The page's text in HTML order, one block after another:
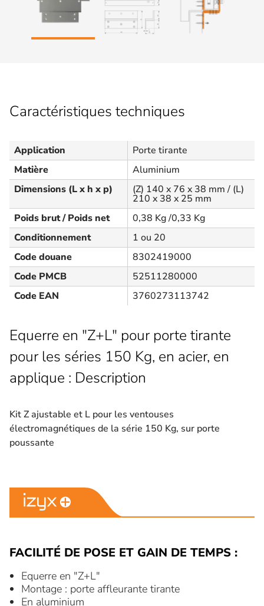
Caractéristiques techniques
Application
Porte tirante
Matière
Aluminium
Dimensions (L x h x p)
(Z) 140 x 76 x 38 mm / (L)
210 x 38 x 25 mm
Poids brut / Poids net
0,38 Kg /0,33 Kg
Conditionnement
1 ou 20
Code douane
8302419000
Code PMCB
52511280000
Code EAN
3760273113742
Equerre en "Z+L" pour porte tirante
pour les séries 150 Kg, en acier, en
applique : Description
Kit Z ajustable et L pour les ventouses
électromagnétiques de la série 150 Kg, sur porte
poussante
FACILITÉ DE POSE ET GAIN DE TEMPS :
Equerre en "Z+L"
Montage : porte affleurante tirante
En aluminium